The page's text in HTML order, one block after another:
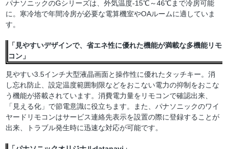
パナソニックのGシリーズは、外気温度-15℃～46℃まで冷房可能
に。寒冷地で年間冷房が必要な電算機室やOAルームに適していま
す。
「見やすいデザインで、省エネ性に優れた機能が満載な多機能リモ
コン」
見やすい3.5インチ大型液晶画面と操作性に優れたタッチキー。消
し忘れ防止、設定温度範囲制限などをおこない電力の抑制をおこな
う機能が搭載されています。消費電力量をリモコンで確認出来、
「見える化」で節電意識に役立ちます。また、パナソニックのワイ
ヤードリモコンはサービス連絡先表示を設置の際に登録することが
出来、トラブル発生時に迅速な対応が可能です。